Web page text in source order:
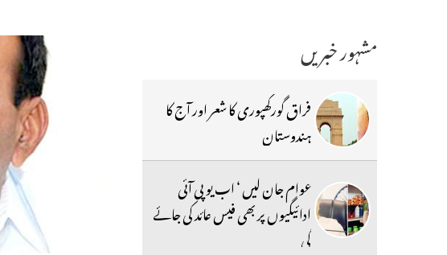
مشہور خبریں
فراق گورکھپوری کا شعر اور آج کا
ہندوستان
عوام جان لیں ‘ اب یو پی آئی
ادائیگیوں پر بھی فیس عائد کی جائے
گی